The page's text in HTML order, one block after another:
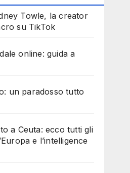
Towle, la creator
su TikTok
online: guida a
un paradosso tutto
a Ceuta: ecco tutti gli
e l’intelligence